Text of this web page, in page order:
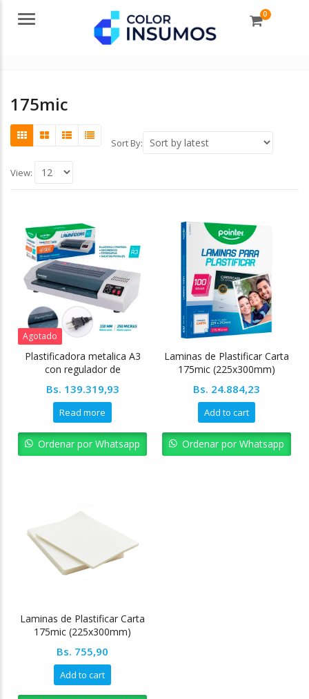
Menu 0
175mic
Sort By:
View:
Agotado
Plastificadora metalica A3
con regulador de
Bs. 139.319,93
Read more
Ordenar por Whatsapp
Laminas de Plastificar Carta
175mic (225x300mm)
Pointer
Bs. 24.884,23
Add to cart
Ordenar por Whatsapp
Laminas de Plastificar Carta
175mic (225x300mm)
Bs. 755,90
Add to cart